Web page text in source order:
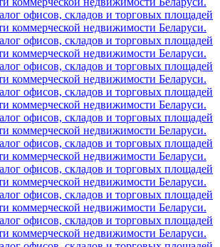
офисов, складов и торговых площадей
коммерческой недвижимости Беларуси.
офисов, складов и торговых площадей
коммерческой недвижимости Беларуси.
офисов, складов и торговых площадей
коммерческой недвижимости Беларуси.
офисов, складов и торговых площадей
коммерческой недвижимости Беларуси.
офисов, складов и торговых площадей
коммерческой недвижимости Беларуси.
офисов, складов и торговых площадей
коммерческой недвижимости Беларуси.
офисов, складов и торговых площадей
коммерческой недвижимости Беларуси.
офисов, складов и торговых площадей
коммерческой недвижимости Беларуси.
офисов, складов и торговых площадей
коммерческой недвижимости Беларуси.